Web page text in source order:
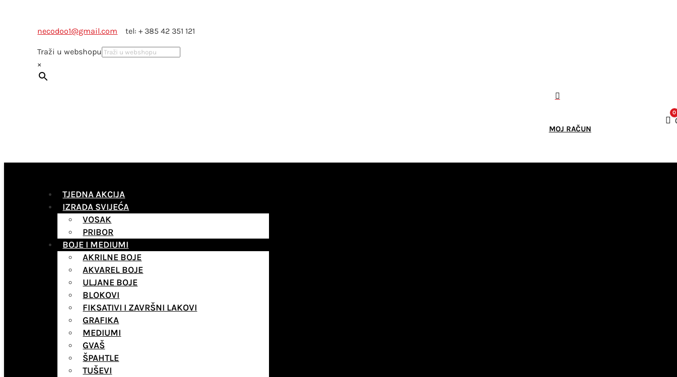
necodoo1@gmail.com tel: + 385 42 351 121
Traži u webshopu
×

MOJ RAČUN
0
TJEDNA AKCIJA
IZRADA SVIJEĆA
VOSAK
PRIBOR
BOJE I MEDIUMI
AKRILNE BOJE
AKVAREL BOJE
ULJANE BOJE
BLOKOVI
FIKSATIVI I ZAVRŠNI LAKOVI
GRAFIKA
MEDIUMI
GVAŠ
ŠPAHTLE
TUŠEVI